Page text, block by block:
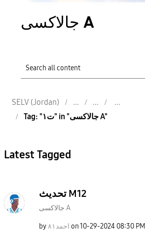
جالاكسى A
SELV (Jordan)
Tag: "ت١" in "جالاكسى A"
Latest Tagged
تحديث M12
جالاكسى A
by احمد٨١ on‎10-29-2024 08:30 PM